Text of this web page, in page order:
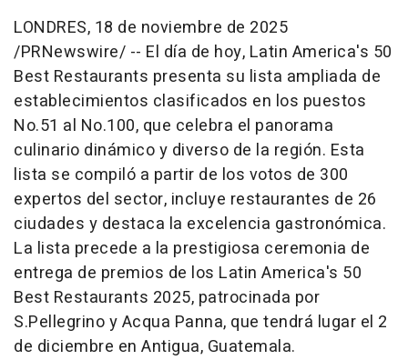
LONDRES, 18 de noviembre de 2025
/PRNewswire/ -- El día de hoy, Latin America's 50
Best Restaurants presenta su lista ampliada de
establecimientos clasificados en los puestos
No.51 al No.100, que celebra el panorama
culinario dinámico y diverso de la región. Esta
lista se compiló a partir de los votos de 300
expertos del sector, incluye restaurantes de 26
ciudades y destaca la excelencia gastronómica.
La lista precede a la prestigiosa ceremonia de
entrega de premios de los Latin America's 50
Best Restaurants 2025, patrocinada por
S.Pellegrino yAcqua Panna, que tendrá lugar el 2
de diciembre en Antigua, Guatemala.